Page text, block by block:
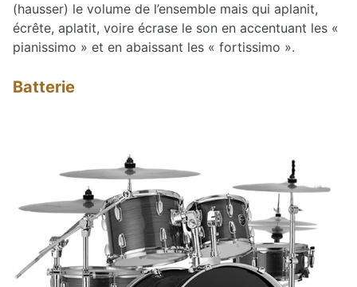
(hausser) le volume de l’ensemble mais qui aplanit,
écrête, aplatit, voire écrase le son en accentuant les «
pianissimo » et en abaissant les « fortissimo ».
Batterie